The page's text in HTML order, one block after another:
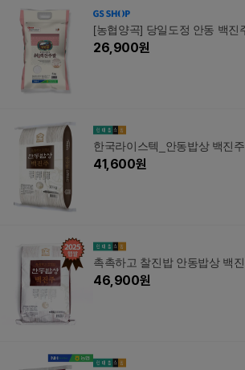
[농협양곡] 당일도정 안동 백진
26,900원
한국라이스텍_안동밥상 백진
41,600원
촉촉하고 찰진밥 안동밥상 백
46,900원